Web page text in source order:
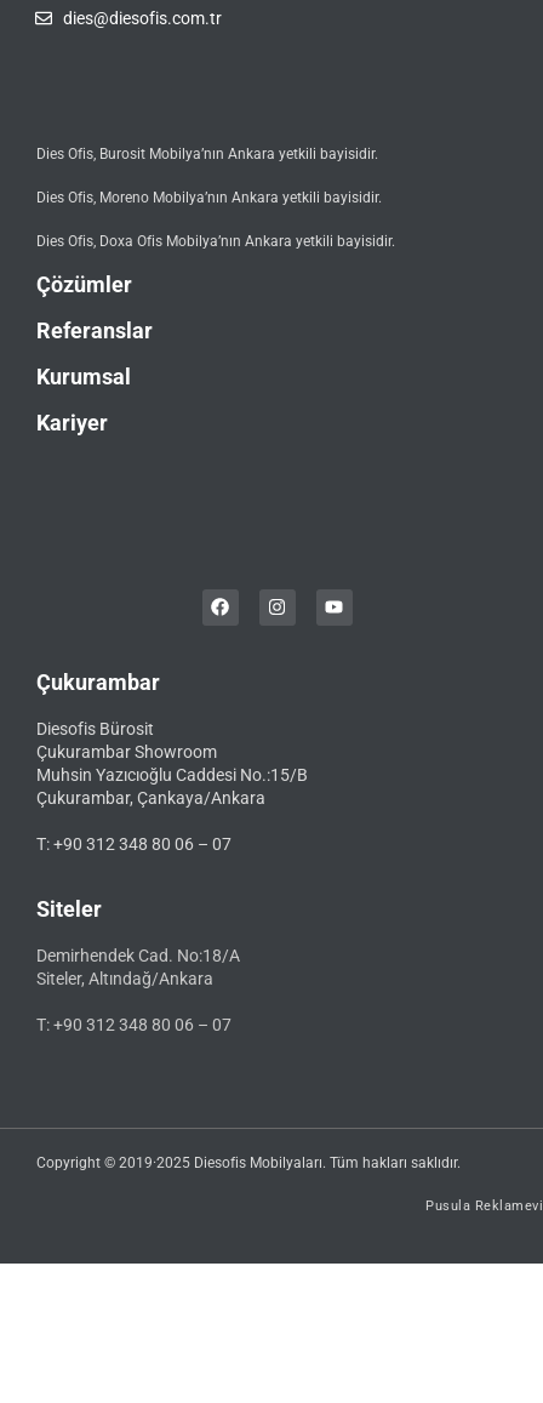
dies@diesofis.com.tr
Dies Ofis, Burosit Mobilya’nın Ankara yetkili bayisidir.
Dies Ofis, Moreno Mobilya’nın Ankara yetkili bayisidir.
Dies Ofis, Doxa Ofis Mobilya’nın Ankara yetkili bayisidir.
Çözümler
Referanslar
Kurumsal
Kariyer
Çukurambar
Diesofis Bürosit
Çukurambar Showroom
Muhsin Yazıcıoğlu Caddesi No.:15/B
Çukurambar, Çankaya/Ankara
T: +90 312 348 80 06 – 07
Siteler
Demirhendek Cad. No:18/A
Siteler, Altındağ/Ankara
T: +90 312 348 80 06 – 07
Copyright © 2019·2025 Diesofis Mobilyaları. Tüm hakları saklıdır.
Pusula Reklamevi